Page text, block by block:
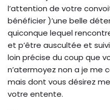
l’attention de votre
bénéficier )’une belle
quiconque lequel
et p’être auscultée et
loin précise du coup que
n’atermoyez non a je me
mais dont vous désirez
votre entente.